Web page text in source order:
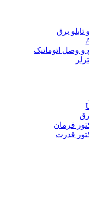
برق
و وصل اتوماتیک
فرمان
قدرت